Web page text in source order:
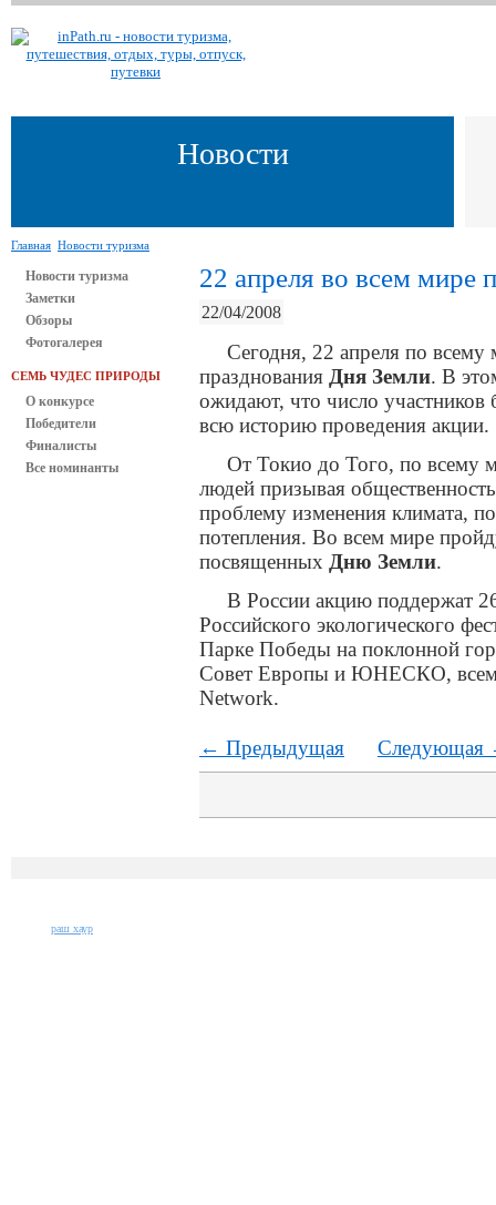
Новости
Главная Новости туризма
Новости туризма
Заметки
Обзоры
Фотогалерея
СЕМЬ ЧУДЕС ПРИРОДЫ
О конкурсе
Победители
Финалисты
Все номинанты
22 апреля во всем мире
22/04/2008
Сегодня, 22 апреля по всему
празднования Дня Земли. В
ожидают, что число
всю историю проведения акции.
От Токио до Того, по всему
людей призывая
проблему изменения климата,
потепления. Во всем мире
посвященных Дню Земли.
В России акцию поддержат
Российского экологического
Парке Победы на поклонной
Совет Европы и ЮНЕСКО,
Network.
← Предыдущая Следующая
раш хаур